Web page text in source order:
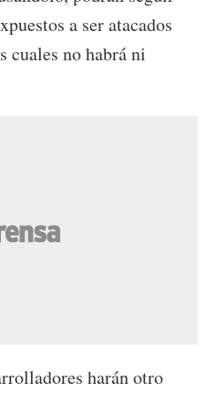
a ser atacados
cuales no habrá ni
harán otro